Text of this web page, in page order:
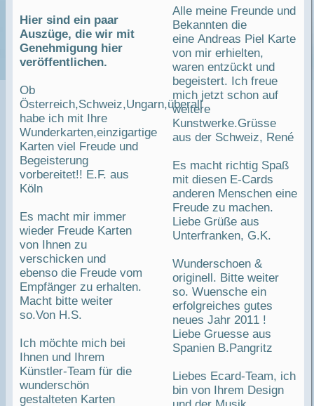
Hier sind ein paar
Auszüge, die wir mit
Genehmigung hier
veröffentlichen.
Ob
Österreich,Schweiz,Ungarn,überall
habe ich mit Ihre
Wunderkarten,einzigartige
Karten viel Freude und
Begeisterung
vorbereitet!! E.F. aus
Köln
Es macht mir immer
wieder Freude Karten
von Ihnen zu
verschicken und
ebenso die Freude vom
Empfänger zu erhalten.
Macht bitte weiter
so.Von H.S.
Ich möchte mich bei
Ihnen und Ihrem
Künstler-Team für die
wunderschön
gestalteten Karten
Alle meine Freunde und
Bekannten die
eine Andreas Piel Karte
von mir erhielten,
waren entzückt und
begeistert. Ich freue
mich jetzt schon auf
weitere
Kunstwerke.Grüsse
aus der Schweiz, René
Es macht richtig Spaß
mit diesen E-Cards
anderen Menschen eine
Freude zu machen.
Liebe Grüße aus
Unterfranken, G.K.
Wunderschoen &
originell. Bitte weiter
so. Wuensche ein
erfolgreiches gutes
neues Jahr 2011 !
Liebe Gruesse aus
Spanien B.Pangritz
Liebes Ecard-Team, ich
bin von Ihrem Design